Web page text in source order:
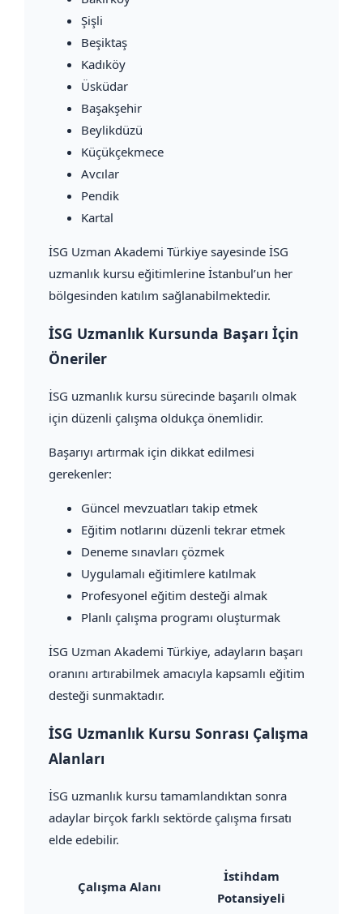
Şişli
Beşiktaş
Kadıköy
Üsküdar
Başakşehir
Beylikdüzü
Küçükçekmece
Avcılar
Pendik
Kartal
İSG Uzman Akademi Türkiye sayesinde İSG
uzmanlık kursu eğitimlerine İstanbul’un her
bölgesinden katılım sağlanabilmektedir.
İSG Uzmanlık Kursunda Başarı İçin
Öneriler
İSG uzmanlık kursu sürecinde başarılı olmak
için düzenli çalışma oldukça önemlidir.
Başarıyı artırmak için dikkat edilmesi
gerekenler:
Güncel mevzuatları takip etmek
Eğitim notlarını düzenli tekrar etmek
Deneme sınavları çözmek
Uygulamalı eğitimlere katılmak
Profesyonel eğitim desteği almak
Planlı çalışma programı oluşturmak
İSG Uzman Akademi Türkiye, adayların başarı
oranını artırabilmek amacıyla kapsamlı eğitim
desteği sunmaktadır.
İSG Uzmanlık Kursu Sonrası Çalışma
Alanları
İSG uzmanlık kursu tamamlandıktan sonra
adaylar birçok farklı sektörde çalışma fırsatı
elde edebilir.
Çalışma Alanı
İstihdam
Potansiyeli